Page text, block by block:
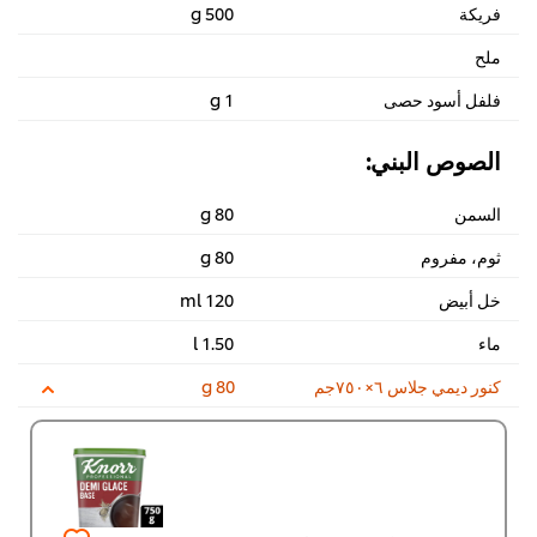
فريكة
500 g
ملح
فلفل أسود حصى
الصوص البني:
السمن
80 g
ثوم، مفروم
80 g
خل أبيض
120 ml
ماء
1.50 l
كنور ديمي جلاس ٦×٧٥٠جم
80 g